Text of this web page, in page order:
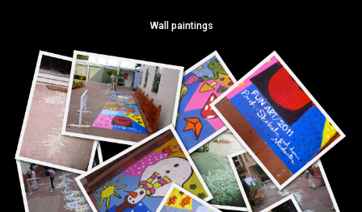
Wall paintings